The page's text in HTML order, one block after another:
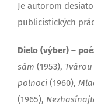
Je autorom
publicistických
Dielo (výber) –
sám (1953),
polnoci (1960),
(1965),